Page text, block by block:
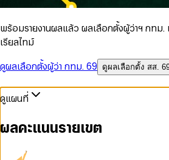
พร้อมรายงานผลแล้ว ผลเลือกตั้งผู้ว่าฯ กทม.
เรียลไทม์
ดูผลเลือกตั้งผู้ว่า กทม. 69
ดูผลเลือกตั้ง สส.
ดูแผนที่
ผลคะแนนรายเขต